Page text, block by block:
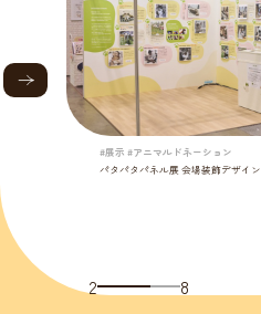
#展示 #アニマルドネーション
パタパタパネル展 会場装飾デザイン
2 8